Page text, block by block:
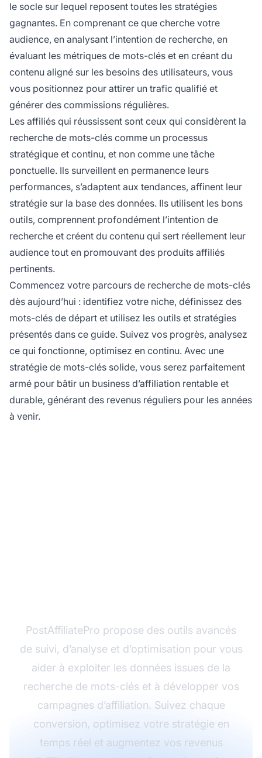
le socle sur lequel reposent toutes les stratégies
gagnantes. En comprenant ce que cherche votre
audience, en analysant l’intention de recherche, en
évaluant les métriques de mots-clés et en créant du
contenu aligné sur les besoins des utilisateurs, vous
vous positionnez pour attirer un trafic qualifié et
générer des commissions régulières.
Les affiliés qui réussissent sont ceux qui considèrent la
recherche de mots-clés comme un processus
stratégique et continu, et non comme une tâche
ponctuelle. Ils surveillent en permanence leurs
performances, s’adaptent aux tendances, affinent leur
stratégie sur la base des données. Ils utilisent les bons
outils, comprennent profondément l’intention de
recherche et créent du contenu qui sert réellement leur
audience tout en promouvant des produits affiliés
pertinents.
Commencez votre parcours de recherche de mots-clés
dès aujourd’hui : identifiez votre niche, définissez des
mots-clés de départ et utilisez les outils et stratégies
présentés dans ce guide. Suivez vos progrès, analysez
ce qui fonctionne, optimisez en continu. Avec une
stratégie de mots-clés solide, vous serez parfaitement
armé pour bâtir un business d’affiliation rentable et
durable, générant des revenus réguliers pour les années
à venir.
PostAffiliatePro propose des outils avancés
de suivi, d’analyse et d’optimisation pour vous
aider à exploiter les données issues de la
recherche de mots-clés et à développer vos
campagnes d’affiliation. Suivez chaque
conversion, optimisez votre stratégie en
temps réel et augmentez vos revenus